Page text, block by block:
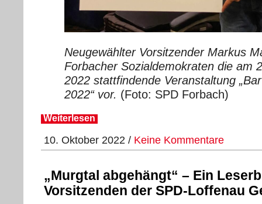
Neugewählter Vorsitzender Markus
Forbacher Sozialdemokraten die am
2022 stattfindende Veranstaltung
2022“ vor. (Foto: SPD Forbach)
Weiterlesen
10. Oktober 2022 / Keine Kommentare
„Murgtal abgehängt“ – Ein
Vorsitzenden der SPD-Loffenau